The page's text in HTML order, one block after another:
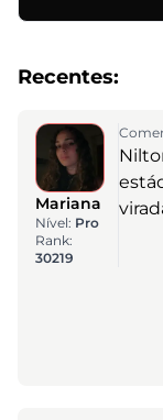
Recentes:
Mariana
Nível: Pro
Rank:
30219